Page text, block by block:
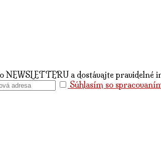
NEWSLETTERU a dostávajte pravidelné
Súhlasím so